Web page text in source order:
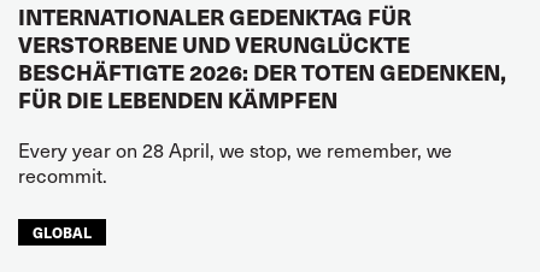
INTERNATIONALER GEDENKTAG FÜR
VERSTORBENE UND VERUNGLÜCKTE
BESCHÄFTIGTE 2026: DER TOTEN GEDENKEN,
FÜR DIE LEBENDEN KÄMPFEN
Every year on 28 April, we stop, we remember, we
recommit.
GLOBAL